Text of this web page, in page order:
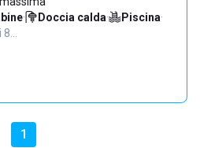
· Doccia calda· Piscina·
1